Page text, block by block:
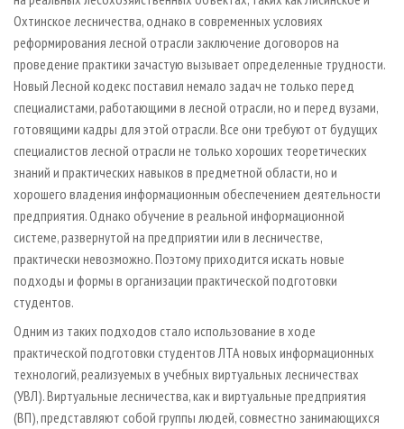
Охтинское лесничества, однако в современных условиях
реформирования лесной отрасли заключение договоров на
проведение практики зачастую вызывает определенные трудности.
Новый Лесной кодекс поставил немало задач не только перед
специалистами, работающими в лесной отрасли, но и перед вузами,
готовящими кадры для этой отрасли. Все они требуют от будущих
специалистов лесной отрасли не только хороших теоретических
знаний и практических навыков в предметной области, но и
хорошего владения информационным обеспечением деятельности
предприятия. Однако обучение в реальной информационной
системе, развернутой на предприятии или в лесничестве,
практически невозможно. Поэтому приходится искать новые
подходы и формы в организации практической подготовки
студентов.
Одним из таких подходов стало использование в ходе
практической подготовки студентов ЛТА новых информационных
технологий, реализуемых в учебных виртуальных лесничествах
(УВЛ). Виртуальные лесничества, как и виртуальные предприятия
(ВП), представляют собой группы людей, совместно занимающихся